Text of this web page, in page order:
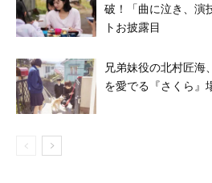
破！「曲に泣き、演
トお披露目
兄弟妹役の北村匠海
を愛でる『さくら』